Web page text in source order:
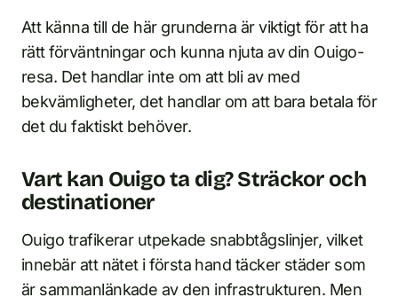
Att känna till de här grunderna är viktigt för att ha
rätt förväntningar och kunna njuta av din Ouigo-
resa. Det handlar inte om att bli av med
bekvämligheter, det handlar om att bara betala för
det du faktiskt behöver.
Vart kan Ouigo ta dig? Sträckor och
destinationer
Ouigo trafikerar utpekade snabbtågslinjer, vilket
innebär att nätet i första hand täcker städer som
är sammanlänkade av den infrastrukturen. Men